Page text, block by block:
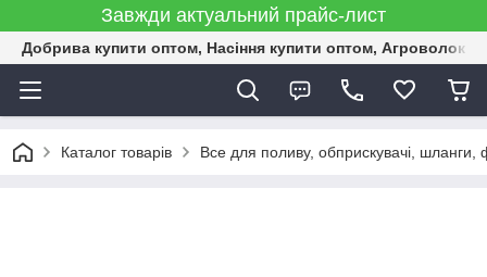
Завжди актуальний прайс-лист
Добрива купити оптом, Насіння купити оптом,
Каталог товарів Все для поливу, обприскувачі, шланги,